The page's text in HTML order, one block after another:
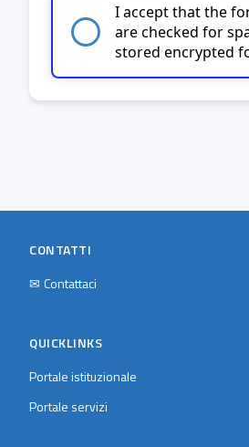
I accept that the
are checked for
stored encrypted
CONTATTI
✉ Contattaci
QUICKLINKS
Portale istituzionale
Portale servizi